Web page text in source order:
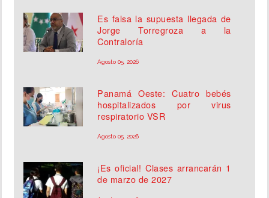
Es falsa la supuesta llegada de
Jorge Torregroza a la
Contraloría
Agosto 05, 2026
Panamá Oeste: Cuatro bebés
hospitalizados por virus
respiratorio VSR
Agosto 05, 2026
¡Es oficial! Clases arrancarán 1
de marzo de 2027